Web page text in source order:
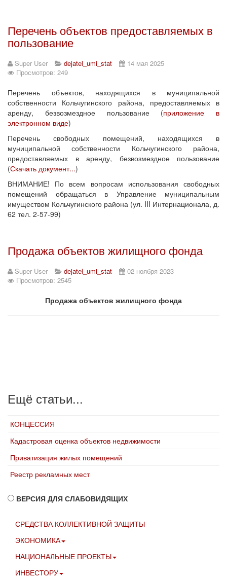
Перечень объектов предоставляемых в
пользование
Super User dejatel_umi_stat
14 мая 2025
Просмотров: 249
Перечень объектов, находящихся в муниципальной
собственности Кольчугинского района, предоставляемых в
аренду, безвозмездное пользование (приложение в
электронном виде)
Перечень свободных помещений, находящихся в
муниципальной собственности Кольчугинского района,
предоставляемых в аренду, безвозмездное пользование
(Скачать документ...)
ВНИМАНИЕ! По всем вопросам использования свободных
помещений обращаться в Управление муниципальным
имуществом Кольчугинского района (ул. III Интернационала, д.
62 тел. 2-57-99)
Продажа объектов жилищного фонда
Super User dejatel_umi_stat
02 ноября 2023
Просмотров: 2545
Продажа объектов жилищного фонда
Ещё статьи...
КОНЦЕССИЯ
Кадастровая оценка объектов недвижимости
Приватизация жилых помещений
Реестр рекламных мест
ВЕРСИЯ ДЛЯ СЛАБОВИДЯЩИХ
СРЕДСТВА КОЛЛЕКТИВНОЙ ЗАЩИТЫ
ЭКОНОМИКА
НАЦИОНАЛЬНЫЕ ПРОЕКТЫ
ИНВЕСТОРУ